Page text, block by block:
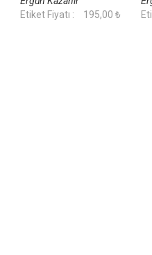
Etiket Fiyatı :
195,00 ₺